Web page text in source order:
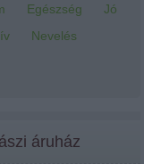
Egészség
Jó
Nevelés
áruház